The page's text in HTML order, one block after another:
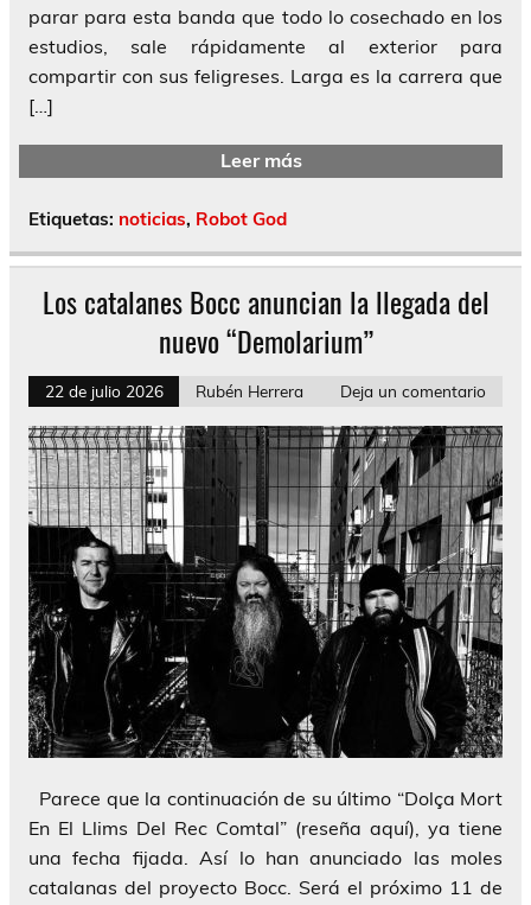
parar para esta banda que todo lo cosechado en los
estudios, sale rápidamente al exterior para
compartir con sus feligreses. Larga es la carrera que
[…]
Leer más
Etiquetas: noticias, Robot God
Los catalanes Bocc anuncian la llegada del
nuevo “Demolarium”
22 de julio 2026 Rubén Herrera Deja un comentario
Parece que la continuación de su último “Dolça Mort
En El Llims Del Rec Comtal” (reseña aquí), ya tiene
una fecha fijada. Así lo han anunciado las moles
catalanas del proyecto Bocc. Será el próximo 11 de